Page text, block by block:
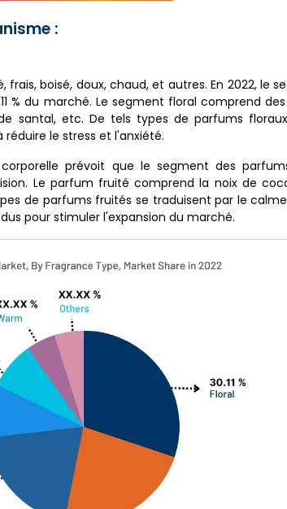
:
boisé, doux, chaud, et autres. En 2022, le
% du marché. Le segment floral comprend
santal, etc. De tels types de parfums
le stress et l'anxiété.
prévoit que le segment des
Le parfum fruité comprend la noix de
de parfums fruités se traduisent par le
pour stimuler l'expansion du marché.